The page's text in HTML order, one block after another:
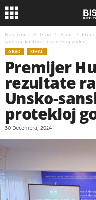
Naslovnica Grad Bihać
sanskog kantona u protekloj godini
GRAD BIHAĆ
Premijer
rezultate
Unsko-
protekloj
30 Decembra, 2024